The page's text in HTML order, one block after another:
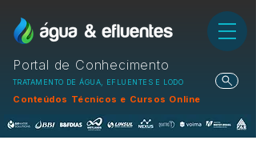
Portal de Conhecimento
TRATAMENTO DE ÁGUA, EFLUENTES E LODO
Conteúdos Técnicos e Cursos Online